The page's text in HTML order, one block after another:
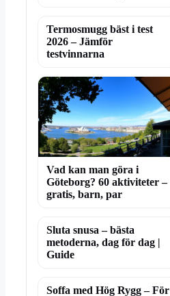
Termosmugg bäst i test
2026 – Jämför
testvinnarna
Vad kan man göra i
Göteborg? 60 aktiviteter –
gratis, barn, par
Sluta snusa – bästa
metoderna, dag för dag |
Guide
Soffa med Hög Rygg – För